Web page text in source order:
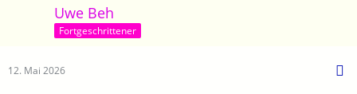
Uwe Beh
Fortgeschrittener
12. Mai 2026